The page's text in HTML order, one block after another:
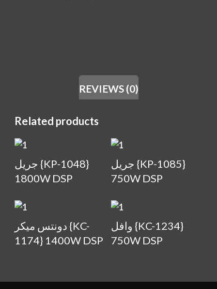
REVIEWS (0)
Related products
جريل {KP-1048}
1800W DSP
جريل {KP-1085}
750W DSP
دونتس ميكر {KC-
1174} 1400W DSP
وافل {KC-1234}
750W DSP